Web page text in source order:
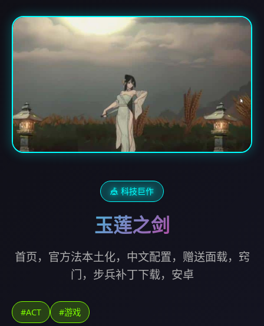
🎪 科技巨作
玉莲之剑
首页，官方法本土化，中文配置，赠送面载，窍
门，步兵补丁下载，安卓
#ACT #游戏